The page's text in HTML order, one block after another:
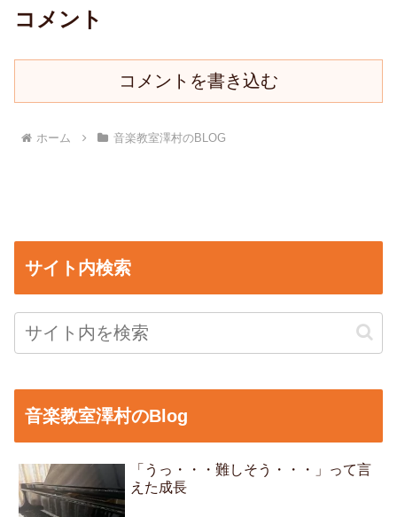
コメント
コメントを書き込む
ホーム 音楽教室澤村のBLOG
サイト内検索
音楽教室澤村のBlog
「うっ・・・難しそう・・・」って言
えた成長